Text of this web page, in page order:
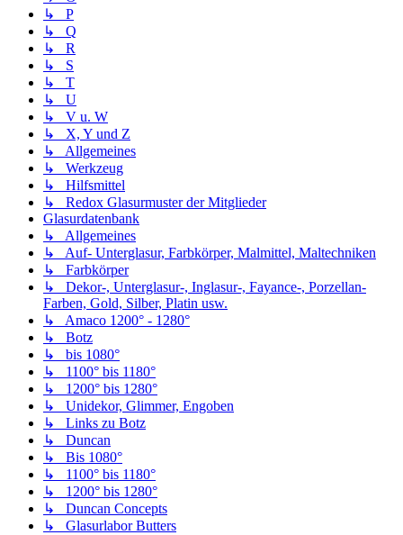
↳ P
↳ Q
↳ R
↳ S
↳ T
↳ U
↳ V u. W
↳ X, Y und Z
↳ Allgemeines
↳ Werkzeug
↳ Hilfsmittel
↳ Redox Glasurmuster der Mitglieder
Glasurdatenbank
↳ Allgemeines
↳ Auf- Unterglasur, Farbkörper, Malmittel, Maltechniken
↳ Farbkörper
↳ Dekor-, Unterglasur-, Inglasur-, Fayance-, Porzellan-
Farben, Gold, Silber, Platin usw.
↳ Amaco 1200° - 1280°
↳ Botz
↳ bis 1080°
↳ 1100° bis 1180°
↳ 1200° bis 1280°
↳ Unidekor, Glimmer, Engoben
↳ Links zu Botz
↳ Duncan
↳ Bis 1080°
↳ 1100° bis 1180°
↳ 1200° bis 1280°
↳ Duncan Concepts
↳ Glasurlabor Butters